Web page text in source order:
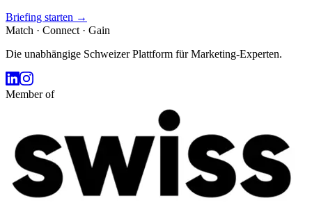
Briefing starten →
Match · Connect · Gain
Die unabhängige Schweizer Plattform für Marketing-Experten.
Member of